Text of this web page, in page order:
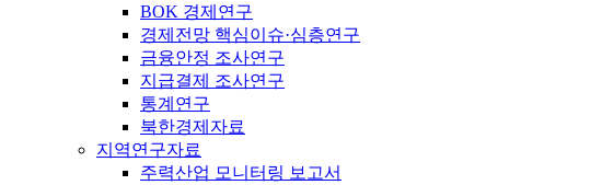
BOK 경제연구
경제전망 핵심이슈·심층연구
금융안정 조사연구
지급결제 조사연구
통계연구
북한경제자료
지역연구자료
주력산업 모니터링 보고서